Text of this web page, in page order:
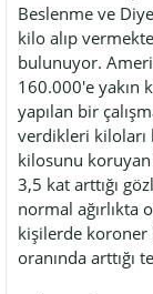
Beslenme ve
kilo alıp
bulunuyor.
160.000'e yakın
yapılan bir
verdikleri kiloları
kilosunu
3,5 kat arttığı
normal ağırlıkta
kişilerde koroner
oranında arttığı